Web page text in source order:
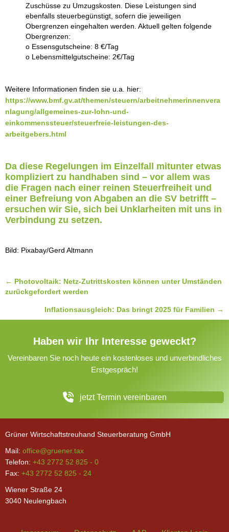
Zuschüsse zu Umzugskosten. Diese Leistungen sind
ebenfalls steuerbegünstigt, sofern die jeweiligen
Obergrenzen eingehalten werden. Aktuell gelten folgende
Obergrenzen:
o Essensgutscheine: 8 €/Tag
o Lebensmittelgutscheine: 2€/Tag
Weitere Informationen finden sie u.a. hier:
https://www.bmf.gv.at/themen/steuern/arbeitnehmerinnenvera
nlagung/allgemeines-zur-lohn-und-
einkommenssteuer/steuerfreie-leistungen-des-
arbeitgebers.html
Da diese Regelungen im Einzelfall mitunter etwas
kompliziert zu handhaben sind – vor allem was
die Fragen nach einer reinen Steuerfreiheit und
einer Befreiung von Abgaben an die SV betrifft –
ersuchen wir Sie, sich bei Unklarheiten mit uns in
Verbindung zu setzen.
Bild: Pixabay/Gerd Altmann
Posts
navigation
← Photovoltaik: Netz-Zutrittskosten können unter Umständen
zurückgefordert werden
Inflationsausgleich: Das bringt 2025 für Familien →
Haben wir Ihr Interesse geweckt?
Vereinbaren Sie noch heute ein kostenloses und unverbindliches
Erstgespräch!
jetzt Termin vereinbaren
Grüner Wirtschaftstreuhand Steuerberatung GmbH
Mail: office@gruener.tax
Telefon: +43 2772 52 825 - 0
Fax: +43 2772 52 825 - 24
Wiener Straße 24
3040 Neulengbach